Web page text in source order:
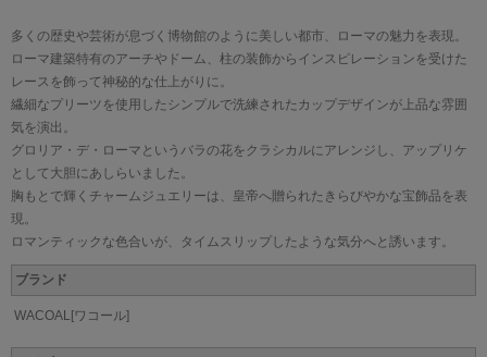
多くの歴史や芸術が息づく博物館のように美しい都市、ローマの魅力を表現。
ローマ建築特有のアーチやドーム、柱の装飾からインスピレーションを受けた
レースを飾って神秘的な仕上がりに。
繊細なプリーツを使用したシンプルで洗練されたカップデザインが上品な雰囲
気を演出。
グロリア・デ・ローマというバラの花をクラシカルにアレンジし、アップリケ
として大胆にあしらいました。
胸もとで輝くチャームジュエリーは、皇帝へ贈られたきらびやかな宝飾品を表
現。
ロマンティックな色合いが、タイムスリップしたような気分へと誘います。
ブランド
WACOAL[ワコール]